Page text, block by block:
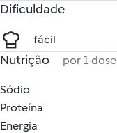
Dificuldade
fácil
Nutrição por 1 dose
Sódio
Proteína
Energia